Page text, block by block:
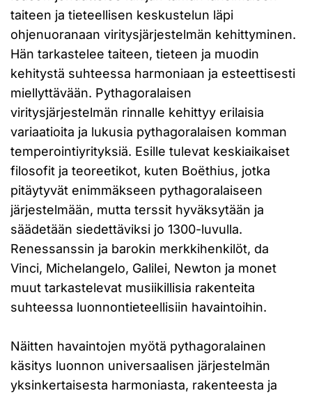
taiteen ja tieteellisen keskustelun läpi
ohjenuoranaan viritysjärjestelmän kehittyminen.
Hän tarkastelee taiteen, tieteen ja muodin
kehitystä suhteessa harmoniaan ja esteettisesti
miellyttävään. Pythagoralaisen
viritysjärjestelmän rinnalle kehittyy erilaisia
variaatioita ja lukusia pythagoralaisen komman
temperointiyrityksiä. Esille tulevat keskiaikaiset
filosofit ja teoreetikot, kuten Boëthius, jotka
pitäytyvät enimmäkseen pythagoralaiseen
järjestelmään, mutta terssit hyväksytään ja
säädetään siedettäviksi jo 1300-luvulla.
Renessanssin ja barokin merkkihenkilöt, da
Vinci, Michelangelo, Galilei, Newton ja monet
muut tarkastelevat musiikillisia rakenteita
suhteessa luonnontieteellisiin havaintoihin.
Näitten havaintojen myötä pythagoralainen
käsitys luonnon universaalisen järjestelmän
yksinkertaisesta harmoniasta, rakenteesta ja